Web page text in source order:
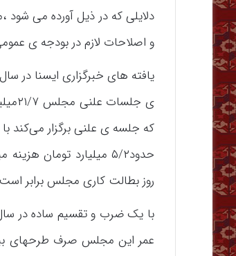
دلایلی که در ذیل آورده می
و اصلاحات لازم در بودجه ی
که جلسه ی علنی برگزار می‌کند
روز بطالت کاری مجلس برابر است با فرصت سوزی
عمر این مجلس صرف طرحهای